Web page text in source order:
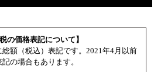
税の価格表記について】
額（税込）表記です。2021年4月以前
の場合もあります。